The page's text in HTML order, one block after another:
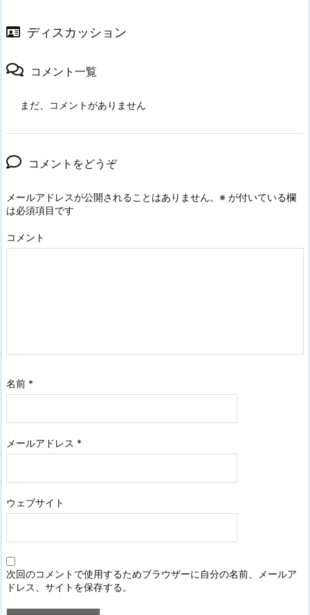
ディスカッション
コメント一覧
まだ、コメントがありません
コメントをどうぞ
メールアドレスが公開されることはありません。 ※ が付いている欄
は必須項目です
コメント
名前 *
メールアドレス *
ウェブサイト
次回のコメントで使用するためブラウザーに自分の名前、メールア
ドレス、サイトを保存する。